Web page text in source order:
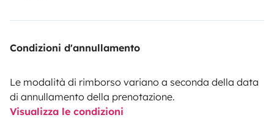
Condizioni d'annullamento
Le modalità di rimborso variano a seconda della data
di annullamento della prenotazione.
Visualizza le condizioni